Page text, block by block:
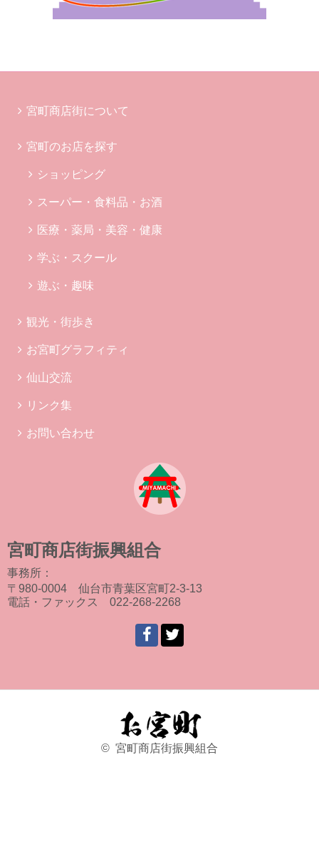
宮町商店街について
宮町のお店を探す
ショッピング
スーパー・食料品・お酒
医療・薬局・美容・健康
学ぶ・スクール
遊ぶ・趣味
観光・街歩き
お宮町グラフィティ
仙山交流
リンク集
お問い合わせ
宮町商店街振興組合
事務所：
〒980-0004 仙台市青葉区宮町2-3-13
電話・ファックス 022-268-2268
© 宮町商店街振興組合